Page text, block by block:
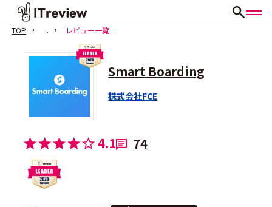
TOP ... レビュー一覧
Smart Boarding
株式会社FCE
4.1 74